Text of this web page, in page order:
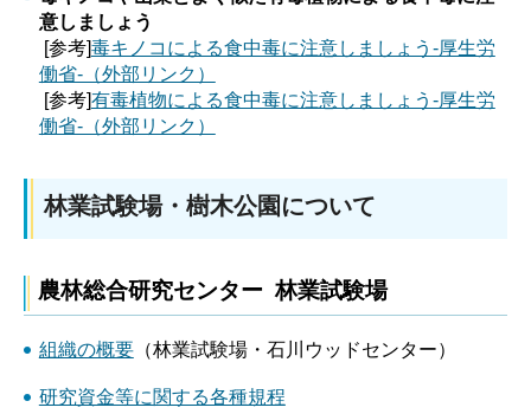
意しましょう
[参考]毒キノコによる食中毒に注意しましょう-厚生労
働省-（外部リンク）
[参考]有毒植物による食中毒に注意しましょう-厚生労
働省-（外部リンク）
林業試験場・樹木公園について
農林総合研究センター 林業試験場
組織の概要（林業試験場・石川ウッドセンター）
研究資金等に関する各種規程